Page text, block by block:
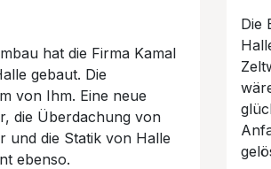
hat die Firma Kamal
gebaut. Die
von Ihm. Eine neue
die Überdachung von
und die Statik von Halle
ebenso.
Die